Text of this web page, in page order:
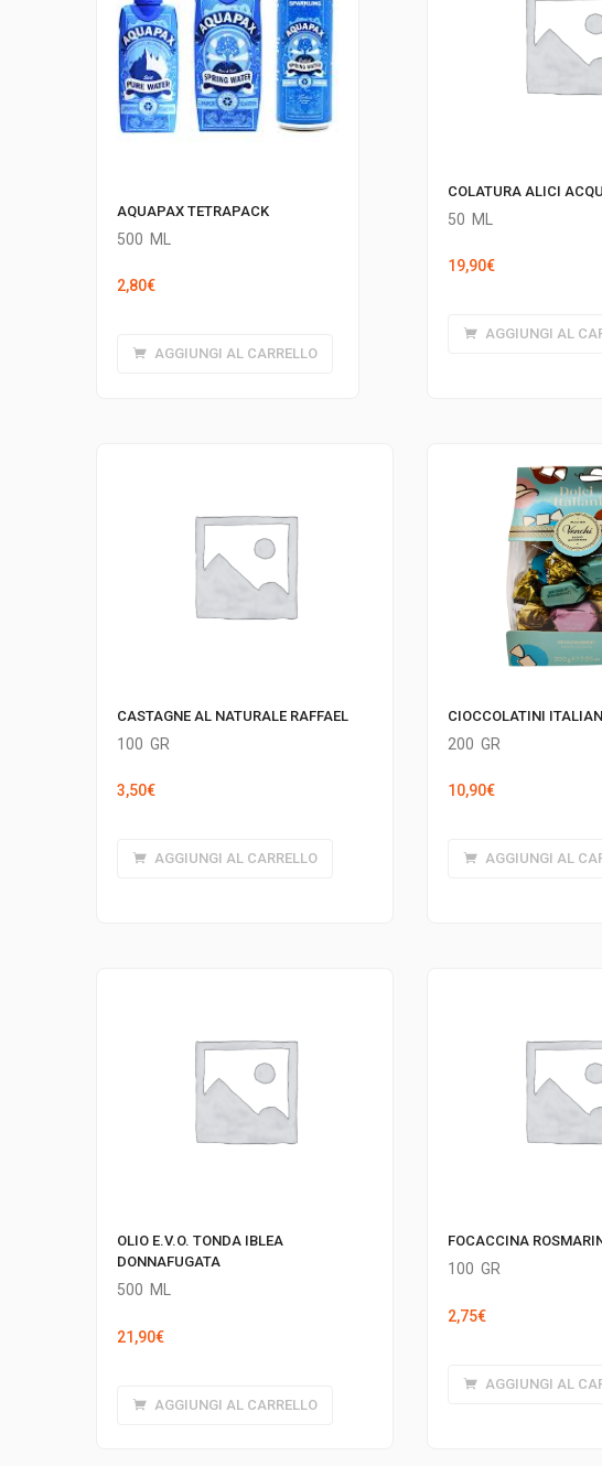
AQUAPAX TETRAPACK
500 ML
2,80€
AGGIUNGI AL CARRELLO
COLATURA ALICI
50 ML
19,90€
AGGIUNGI AL
CASTAGNE AL NATURALE RAFFAEL
100 GR
3,50€
AGGIUNGI AL CARRELLO
CIOCCOLATINI
200 GR
10,90€
AGGIUNGI AL
OLIO E.V.O. TONDA IBLEA
DONNAFUGATA
500 ML
21,90€
AGGIUNGI AL CARRELLO
FOCACCINA
100 GR
2,75€
AGGIUNGI AL